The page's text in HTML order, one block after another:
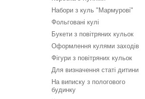
Набори з куль "Мармурові"
Фольговані кулі
Букети з повітряних кульок
Оформлення кулями заходів
Фігури з повітряних кульок
Для визначення статі дитини
На виписку з пологового
будинку